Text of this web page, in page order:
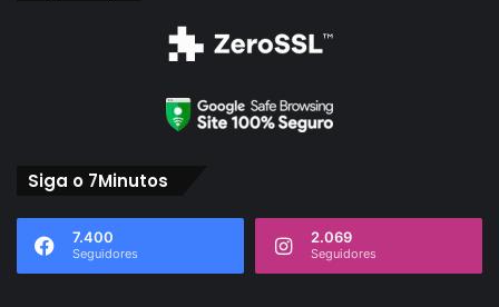
Siga o 7Minutos
7.400
Seguidores
2.069
Seguidores